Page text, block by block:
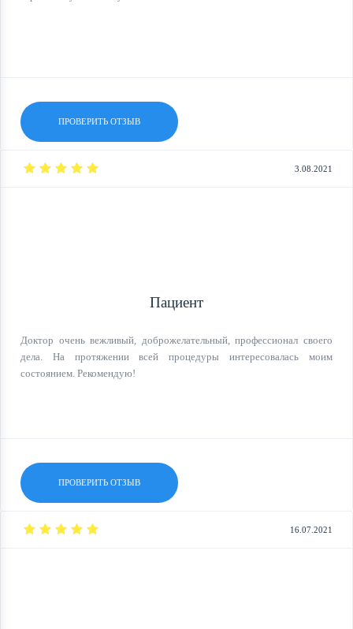
ПРОВЕРИТЬ ОТЗЫВ
3.08.2021
Пациент
Доктор очень вежливый, доброжелательный, профессионал своего
дела. На протяжении всей процедуры интересовалась моим
состоянием. Рекомендую!
ПРОВЕРИТЬ ОТЗЫВ
16.07.2021